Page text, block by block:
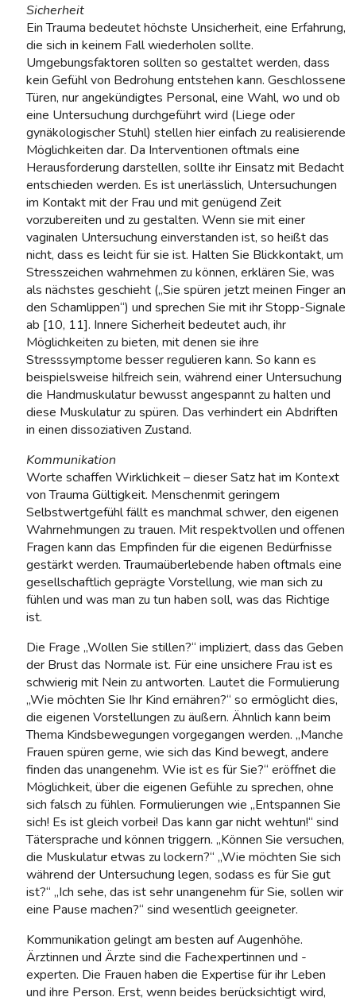
Sicherheit
Ein Trauma bedeutet höchste Unsicherheit, eine Erfahrung,
die sich in keinem Fall wiederholen sollte.
Umgebungsfaktoren sollten so gestaltet werden, dass
kein Gefühl von Bedrohung entstehen kann. Geschlossene
Türen, nur angekündigtes Personal, eine Wahl, wo und ob
eine Untersuchung durchgeführt wird (Liege oder
gynäkologischer Stuhl) stellen hier einfach zu realisierende
Möglichkeiten dar. Da Interventionen oftmals eine
Herausforderung darstellen, sollte ihr Einsatz mit Bedacht
entschieden werden. Es ist unerlässlich, Untersuchungen
im Kontakt mit der Frau und mit genügend Zeit
vorzubereiten und zu gestalten. Wenn sie mit einer
vaginalen Untersuchung einverstanden ist, so heißt das
nicht, dass es leicht für sie ist. Halten Sie Blickkontakt, um
Stresszeichen wahrnehmen zu können, erklären Sie, was
als nächstes geschieht („Sie spüren jetzt meinen Finger an
den Schamlippen“) und sprechen Sie mit ihr Stopp-Signale
ab [10, 11]. Innere Sicherheit bedeutet auch, ihr
Möglichkeiten zu bieten, mit denen sie ihre
Stresssymptome besser regulieren kann. So kann es
beispielsweise hilfreich sein, während einer Untersuchung
die Handmuskulatur bewusst angespannt zu halten und
diese Muskulatur zu spüren. Das verhindert ein Abdriften
in einen dissoziativen Zustand.
Kommunikation
Worte schaffen Wirklichkeit – dieser Satz hat im Kontext
von Trauma Gültigkeit. Menschenmit geringem
Selbstwertgefühl fällt es manchmal schwer, den eigenen
Wahrnehmungen zu trauen. Mit respektvollen und offenen
Fragen kann das Empfinden für die eigenen Bedürfnisse
gestärkt werden. Traumaüberlebende haben oftmals eine
gesellschaftlich geprägte Vorstellung, wie man sich zu
fühlen und was man zu tun haben soll, was das Richtige
ist.
Die Frage „Wollen Sie stillen?“ impliziert, dass das Geben
der Brust das Normale ist. Für eine unsichere Frau ist es
schwierig mit Nein zu antworten. Lautet die Formulierung
„Wie möchten Sie Ihr Kind ernähren?“ so ermöglicht dies,
die eigenen Vorstellungen zu äußern. Ähnlich kann beim
Thema Kindsbewegungen vorgegangen werden. „Manche
Frauen spüren gerne, wie sich das Kind bewegt, andere
finden das unangenehm. Wie ist es für Sie?“ eröffnet die
Möglichkeit, über die eigenen Gefühle zu sprechen, ohne
sich falsch zu fühlen. Formulierungen wie „Entspannen Sie
sich! Es ist gleich vorbei! Das kann gar nicht wehtun!“ sind
Tätersprache und können triggern. „Können Sie versuchen,
die Muskulatur etwas zu lockern?“ „Wie möchten Sie sich
während der Untersuchung legen, sodass es für Sie gut
ist?“ „Ich sehe, das ist sehr unangenehm für Sie, sollen wir
eine Pause machen?“ sind wesentlich geeigneter.
Kommunikation gelingt am besten auf Augenhöhe.
Ärztinnen und Ärzte sind die Fachexpertinnen und -
experten. Die Frauen haben die Expertise für ihr Leben
und ihre Person. Erst, wenn beides berücksichtigt wird,